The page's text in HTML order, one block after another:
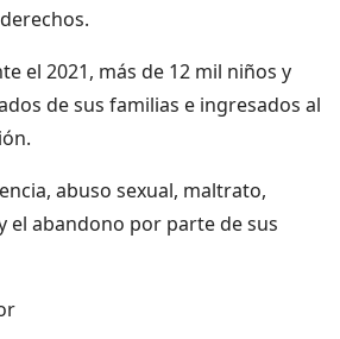
el 2021, más de 12 mil niños y
de sus familias e ingresados al
abuso sexual, maltrato,
el abandono por parte de sus